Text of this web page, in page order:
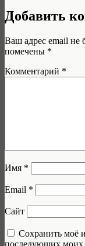
Добавить
Ваш адрес email не
помечены *
Комментарий *
Имя *
Email *
Сайт
Сохранить моё